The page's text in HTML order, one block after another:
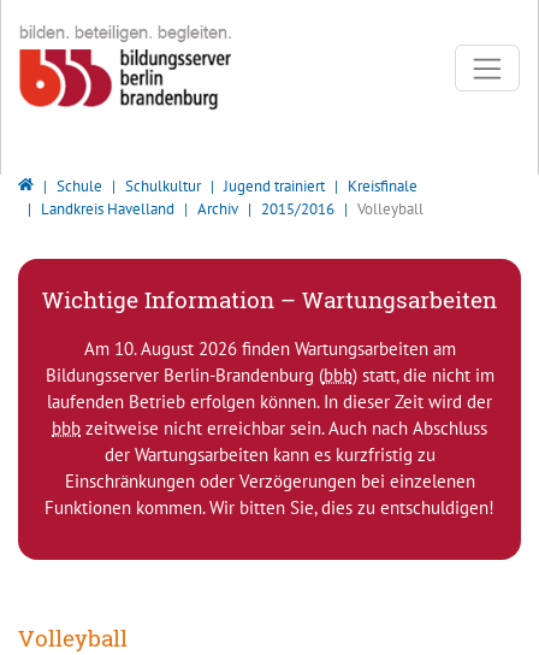
Bildungsserver Berlin - Brandenburg
Schule Schulkultur Jugend trainiert
Kreisfinale
Landkreis Havelland
Archiv 2015/2016 Volleyball
Wichtige Information – Wartungsarbeiten
Am 10. August 2026 finden Wartungsarbeiten am
Bildungsserver Berlin-Brandenburg (bbb) statt, die nicht im
laufenden Betrieb erfolgen können. In dieser Zeit wird der
bbb zeitweise nicht erreichbar sein. Auch nach Abschluss
der Wartungsarbeiten kann es kurzfristig zu
Einschränkungen oder Verzögerungen bei einzelenen
Funktionen kommen. Wir bitten Sie, dies zu entschuldigen!
Volleyball